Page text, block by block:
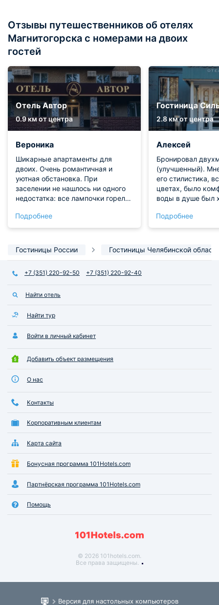
Отзывы путешественников об отелях
Магнитогорска с номерами на двоих
гостей
Отель Автор
0.9 км от центра
Вероника
Шикарные апартаменты для
двоих. Очень романтичная и
уютная обстановка. При
заселении не нашлось ни одного
недостатка: все лампочки горели,
но морозил отлично. Уборка
ежедневно и очень качественно.
Подробнее
Гостиница
2.8 км от центра
Алексей
Бронировал
(улучшенный).
его стилистика,
цветах, было
воды в душе был
свет везде был
практически
неудобно с ним.
Подробнее
Гостиницы России Гостиницы Челябинской
+7 (351) 220-92-50 +7 (351) 220-92-40
Найти отель
Найти тур
Войти в личный кабинет
Добавить объект размещения
О нас
Контакты
Корпоративным клиентам
Карта сайта
Бонусная программа 101Hotels.com
Партнёрская программа 101Hotels.com
Помощь
© 2026 101hotels.com.
Все права защищены.
Версия для настольных компьютеров